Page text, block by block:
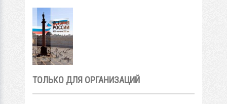
ТОЛЬКО ДЛЯ ОРГАНИЗАЦИЙ